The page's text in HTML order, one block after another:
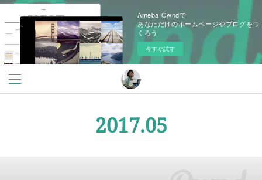
Ameba Owndで
あなただけのホームページやブログをつ
くろう
今すぐ試す
2017.05